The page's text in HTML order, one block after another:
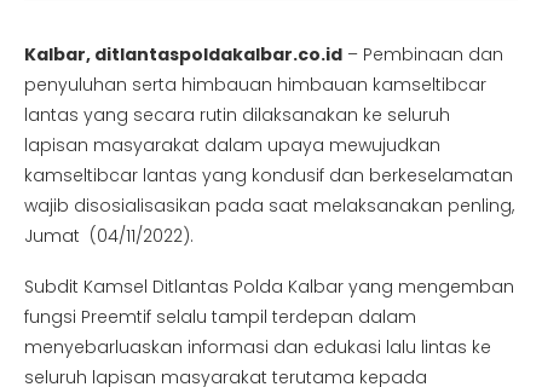
Kalbar, ditlantaspoldakalbar.co.id – Pembinaan dan
penyuluhan serta himbauan himbauan kamseltibcar
lantas yang secara rutin dilaksanakan ke seluruh
lapisan masyarakat dalam upaya mewujudkan
kamseltibcar lantas yang kondusif dan berkeselamatan
wajib disosialisasikan pada saat melaksanakan penling,
Jumat (04/11/2022).
Subdit Kamsel Ditlantas Polda Kalbar yang mengemban
fungsi Preemtif selalu tampil terdepan dalam
menyebarluaskan informasi dan edukasi lalu lintas ke
seluruh lapisan masyarakat terutama kepada